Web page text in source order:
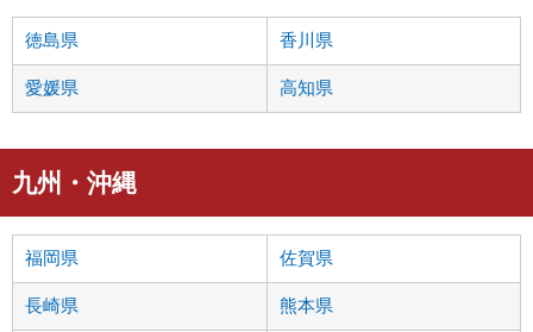
徳島県 香川県
愛媛県 高知県
九州・沖縄
福岡県 佐賀県
長崎県 熊本県